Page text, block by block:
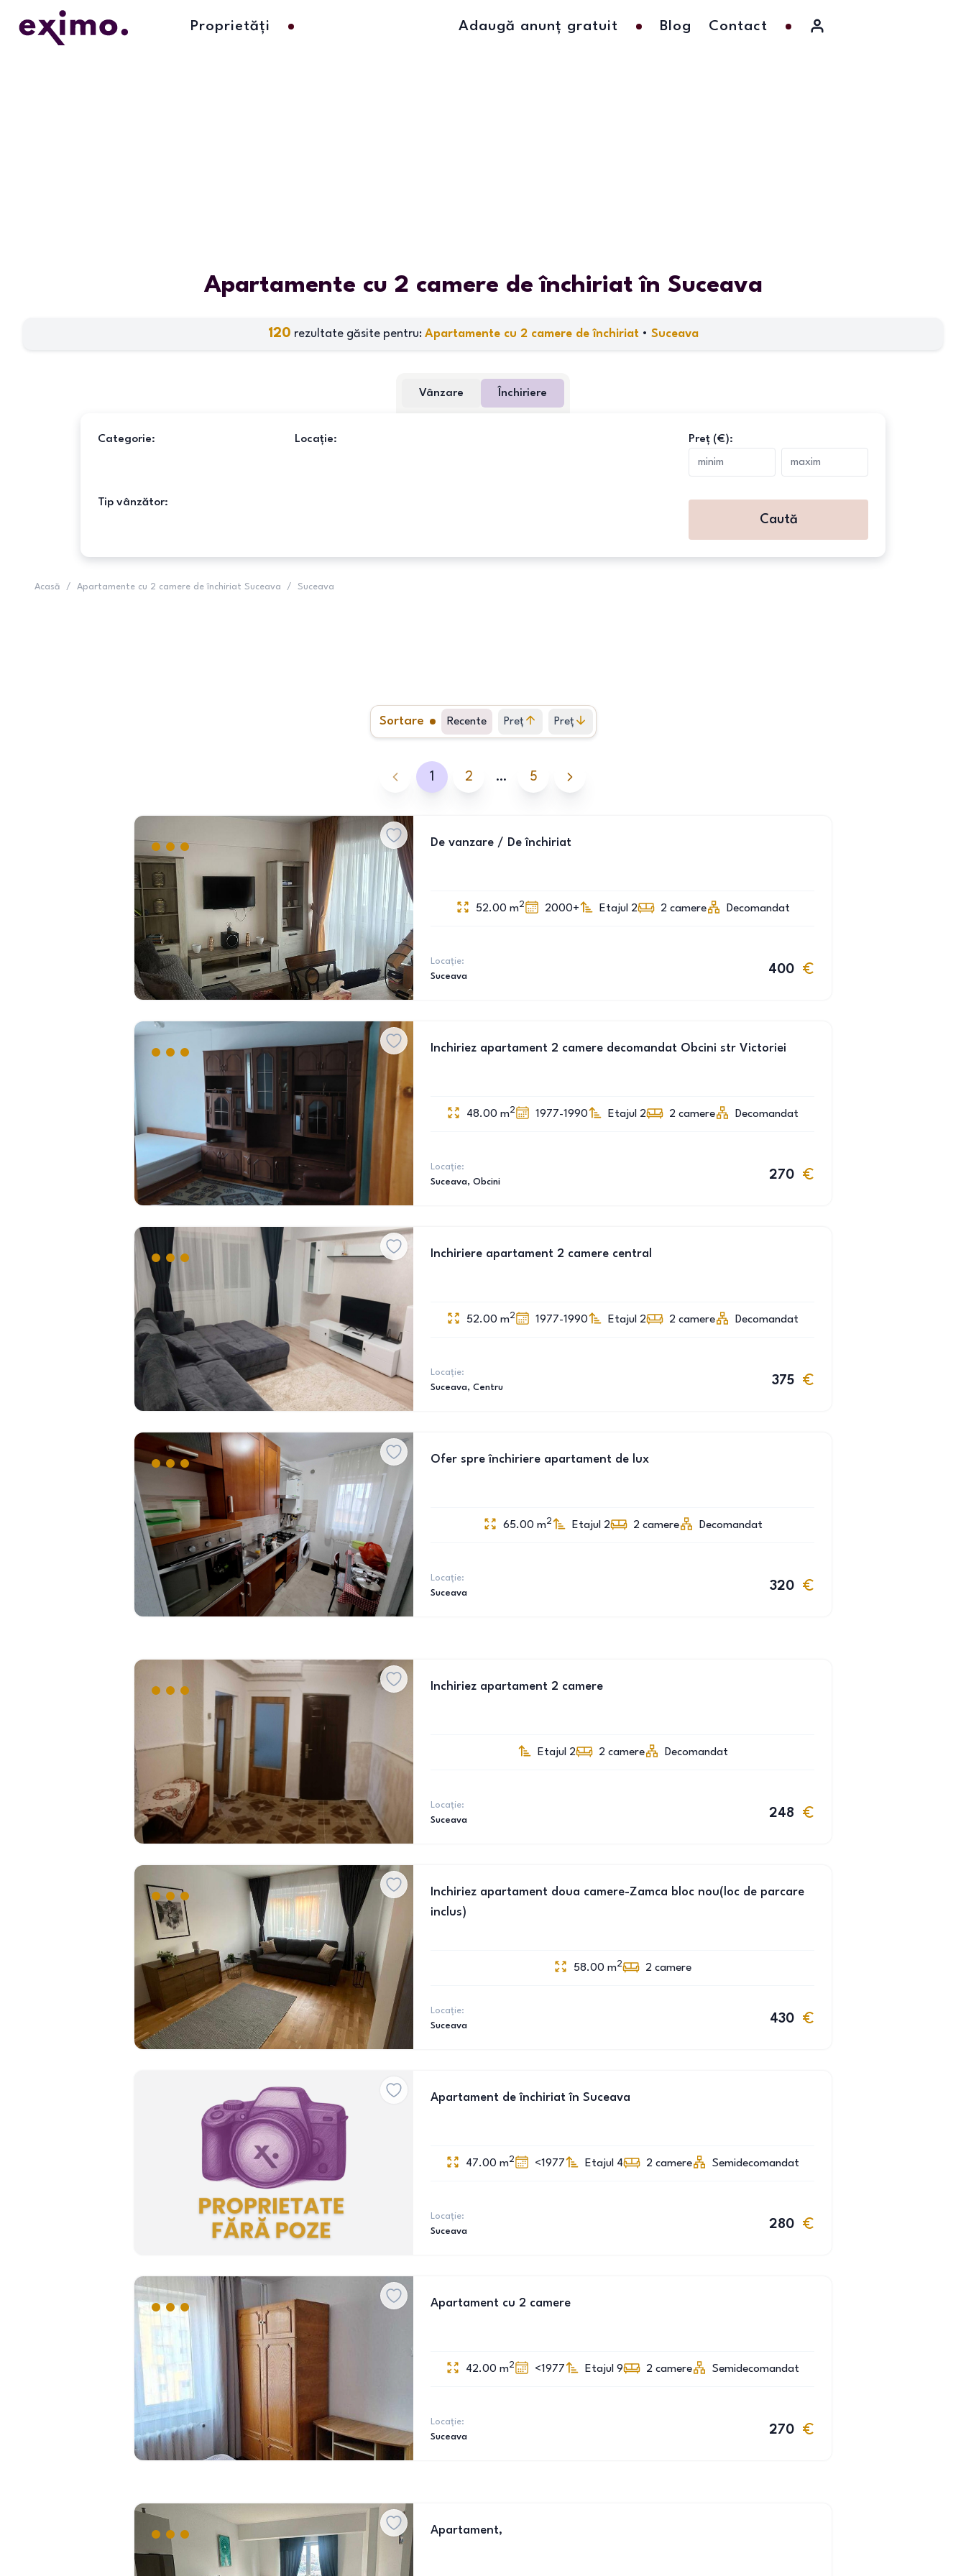
Proprietăți Adaugă anunț gratuit Blog Contact
Apartamente cu 2 camere de închiriat în Suceava
120 rezultate găsite pentru: Apartamente cu 2 camere de închiriat • Suceava
Vânzare Închiriere
Categorie: Locație: Preț (€):
Tip vânzător:
Caută
Acasă / Apartamente cu 2 camere de închiriat Suceava / Suceava
Sortare Recente Preț
crescător
Preț
descrescător
1 2 … 5
De vanzare / De închiriat
52.00 m2 2000+ Etajul 2 2 camere Decomandat
Locație:
Suceava
400
Inchiriez apartament 2 camere decomandat Obcini str Victoriei
48.00 m2 1977-1990 Etajul 2 2 camere Decomandat
Locație:
Suceava, Obcini
270
Inchiriere apartament 2 camere central
52.00 m2 1977-1990 Etajul 2 2 camere Decomandat
Locație:
Suceava, Centru
375
Ofer spre închiriere apartament de lux
65.00 m2 Etajul 2 2 camere Decomandat
Locație:
Suceava
320
Inchiriez apartament 2 camere
Etajul 2 2 camere Decomandat
Locație:
Suceava
248
Inchiriez apartament doua camere-Zamca bloc nou(loc de parcare
inclus)
58.00 m2 2 camere
Locație:
Suceava
430
Apartament de închiriat în Suceava
47.00 m2 <1977 Etajul 4 2 camere Semidecomandat
Locație:
Suceava
280
Apartament cu 2 camere
42.00 m2 <1977 Etajul 9 2 camere Semidecomandat
Locație:
Suceava
270
Apartament,